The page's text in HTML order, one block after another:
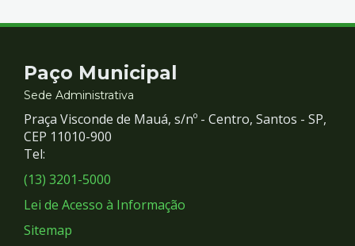
Contato
e
Redes
Sociais
Paço Municipal
Sede Administrativa
Praça Visconde de Mauá, s/nº - Centro, Santos - SP,
CEP 11010-900
Tel:
(13) 3201-5000
Lei de Acesso à Informação
Sitemap